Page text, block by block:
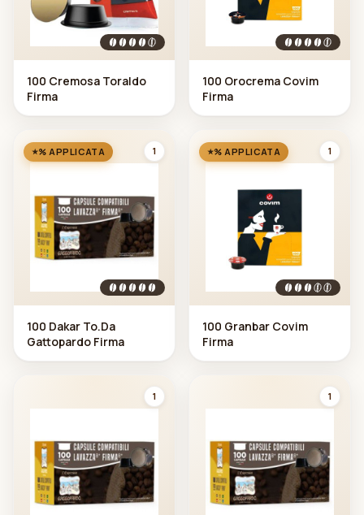
100 Cremosa Toraldo
Firma
100 Orocrema Covim
Firma
% APPLICATA 1
100 Dakar To.Da
Gattopardo Firma
% APPLICATA 1
100 Granbar Covim
Firma
1 1